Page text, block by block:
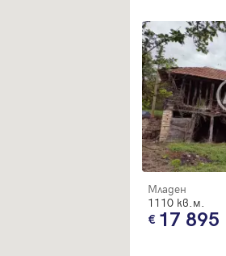
Младен
1110 кв.м.
17 895
Забравена парола
Регистрация